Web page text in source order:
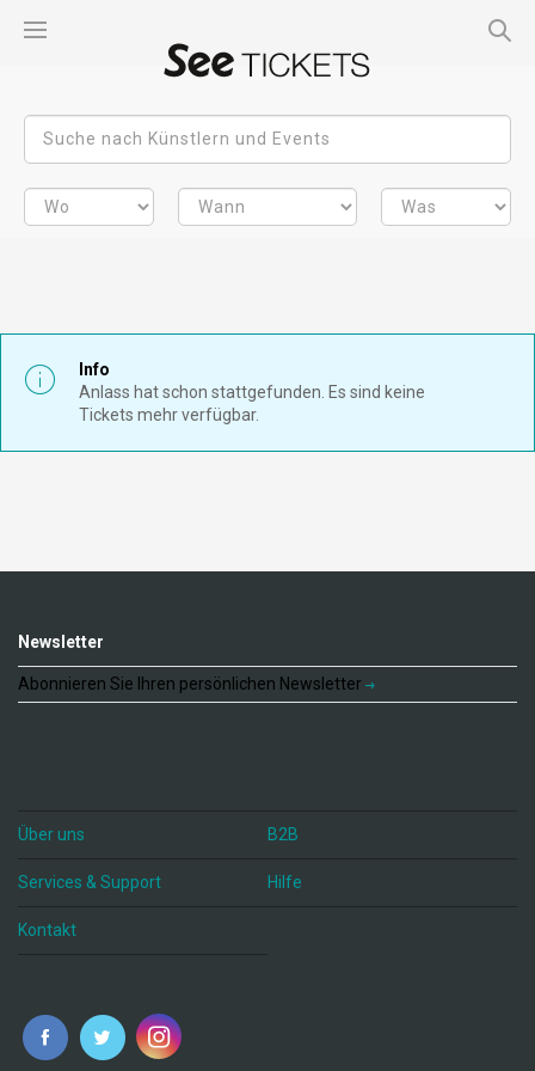
Info
Anlass hat schon stattgefunden. Es sind keine
Tickets mehr verfügbar.
Newsletter
Abonnieren Sie Ihren persönlichen Newsletter
Über uns B2B
Services & Support Hilfe
Kontakt